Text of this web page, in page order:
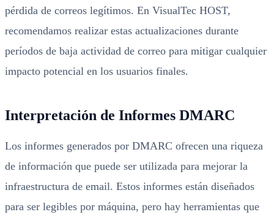
pérdida de correos legítimos. En VisualTec HOST,
recomendamos realizar estas actualizaciones durante
períodos de baja actividad de correo para mitigar cualquier
impacto potencial en los usuarios finales.
Interpretación de Informes DMARC
Los informes generados por DMARC ofrecen una riqueza
de información que puede ser utilizada para mejorar la
infraestructura de email. Estos informes están diseñados
para ser legibles por máquina, pero hay herramientas que